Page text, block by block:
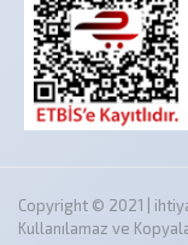
Copyright © 2021 |
Kullanılamaz ve